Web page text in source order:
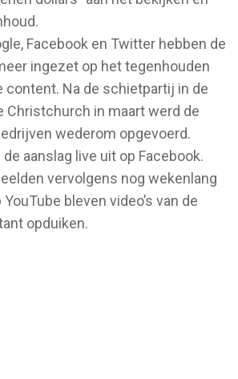
Facebook en Twitter hebben de
ingezet op het tegenhouden
Na de schietpartij in de
Christchurch in maart werd de
wederom opgevoerd.
aanslag live uit op Facebook.
vervolgens nog wekenlang
bleven video’s van de
opduiken.